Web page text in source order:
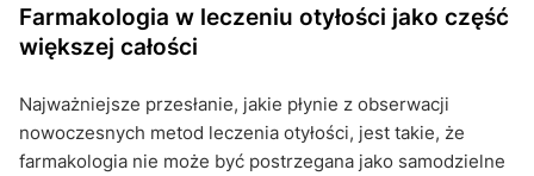
Farmakologia w leczeniu otyłości jako część
większej całości
Najważniejsze przesłanie, jakie płynie z obserwacji
nowoczesnych metod leczenia otyłości, jest takie, że
farmakologia nie może być postrzegana jako samodzielne